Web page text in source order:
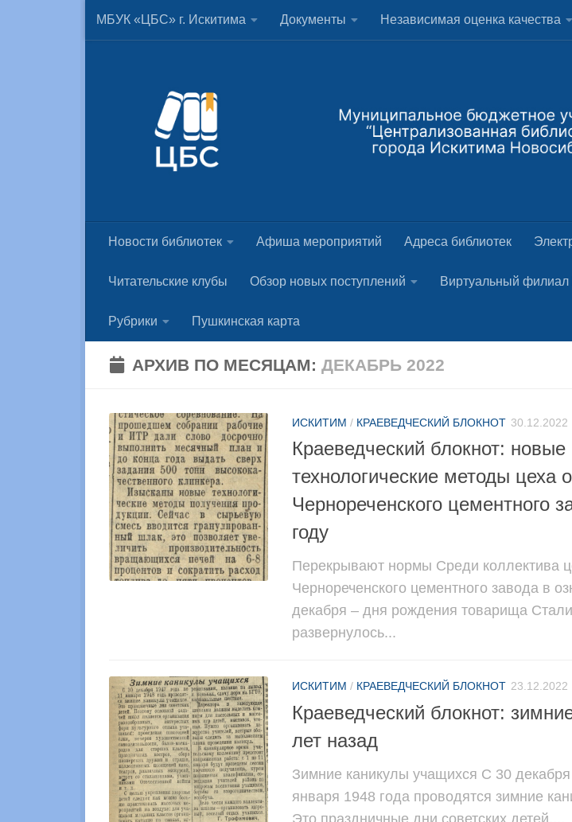
Skip to content
МБУК «ЦБС» г. Искитима Документы Независимая оценка качества
Новости библиотек Афиша мероприятий Адреса библиотек
Читательские клубы Обзор новых поступлений Виртуальный филиал
Рубрики Пушкинская карта
АРХИВ ПО МЕСЯЦАМ: ДЕКАБРЬ 2022
ИСКИТИМ / КРАЕВЕДЧЕСКИЙ БЛОКНОТ 30.12.2022
Краеведческий блокнот: новые
технологические методы цеха
Чернореченского цементного
году
Перекрывают нормы Среди коллектива
Чернореченского цементного завода в
декабря – дня рождения товарища
развернулось...
ИСКИТИМ / КРАЕВЕДЧЕСКИЙ БЛОКНОТ 23.12.2022
Краеведческий блокнот:
лет назад
Зимние каникулы учащихся С 30
января 1948 года проводятся зимние
Это праздничные дни советских детей....